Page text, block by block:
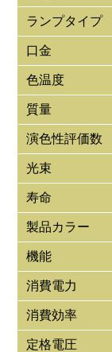
ランプタイプ
口金
色温度
質量
演色性評価数
光束
寿命
製品カラー
機能
消費電力
消費効率
定格電圧